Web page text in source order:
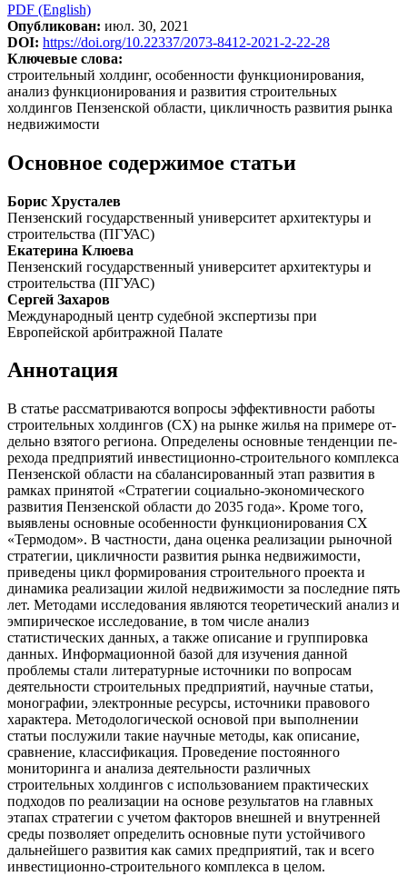
PDF (English)
Опубликован: июл. 30, 2021
DOI: https://doi.org/10.22337/2073-8412-2021-2-22-28
Ключевые слова:
строительный холдинг, особенности функционирования,
анализ функционирования и развития строительных
холдингов Пензенской области, цикличность развития рынка
недвижимости
Основное содержимое статьи
Борис Хрусталев
Пензенский государственный университет архитектуры и
строительства (ПГУАС)
Екатерина Клюева
Пензенский государственный университет архитектуры и
строительства (ПГУАС)
Сергей Захаров
Международный центр судебной экспертизы при
Европейской арбитражной Палате
Аннотация
В статье рассматриваются вопросы эффективности работы
строительных холдингов (СХ) на рынке жилья на примере от­
дельно взятого региона. Определены основные тенденции пе­
рехода предприятий инвестиционно-строительного комплекса
Пензенской области на сбалансированный этап развития в
рам­ках принятой «Стратегии социально-экономического
развития Пензенской области до 2035 года». Кроме того,
выявлены основ­ные особенности функционирования СХ
«Термодом». В частно­сти, дана оценка реализации рыночной
стратегии, цикличности развития рынка недвижимости,
приведены цикл формирования строительного проекта и
динамика реализации жилой недвижи­мости за последние пять
лет. Методами исследования являют­ся теоретический анализ и
эмпирическое исследование, в том числе анализ
статистических данных, а также описание и груп­пировка
данных. Информационной базой для изучения данной
проблемы стали литературные источники по вопросам
деятельности строительных предприятий, научные статьи,
монографии, электронные ресурсы, источники правового
характера. Мето­дологической основой при выполнении
статьи послужили та­кие научные методы, как описание,
сравнение, классификация. Проведение постоянного
мониторинга и анализа деятельности различных
строительных холдингов с использованием практи­ческих
подходов по реализации на основе результатов на глав­ных
этапах стратегии с учетом факторов внешней и внутренней
среды позволяет определить основные пути устойчивого
даль­нейшего развития как самих предприятий, так и всего
инвести­ционно-строительного комплекса в целом.